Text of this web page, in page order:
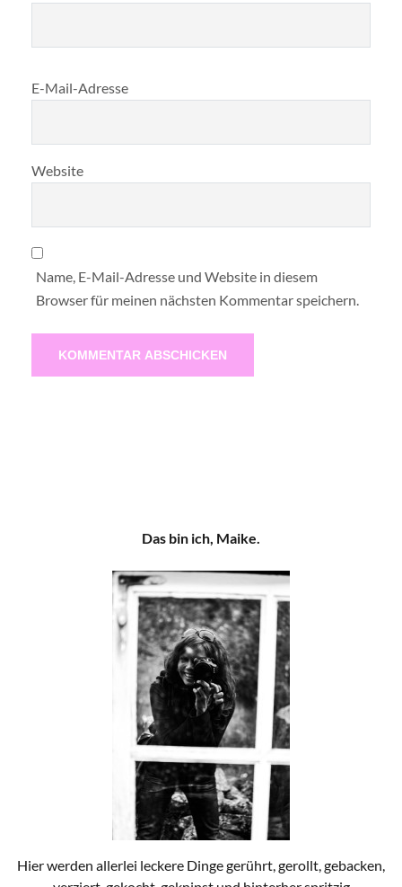
E-Mail-Adresse
Website
Name, E-Mail-Adresse und Website in diesem
Browser für meinen nächsten Kommentar speichern.
Das bin ich, Maike.
Hier werden allerlei leckere Dinge gerührt, gerollt, gebacken,